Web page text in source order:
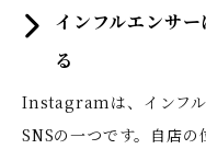
インフルエンサ
る
Instagramは、インフル
SNSの一つです。自店の